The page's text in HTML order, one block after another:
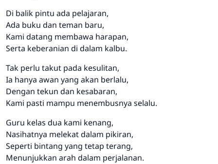
Di balik pintu ada pelajaran,
Ada buku dan teman baru,
Kami datang membawa harapan,
Serta keberanian di dalam kalbu.
Tak perlu takut pada kesulitan,
Ia hanya awan yang akan berlalu,
Dengan tekun dan kesabaran,
Kami pasti mampu menembusnya selalu.
Guru kelas dua kami kenang,
Nasihatnya melekat dalam pikiran,
Seperti bintang yang tetap terang,
Menunjukkan arah dalam perjalanan.